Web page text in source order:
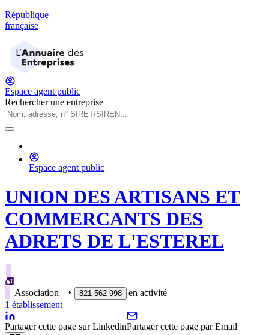
République
française
Espace agent public
Rechercher une entreprise
Espace agent public
UNION DES ARTISANS ET
COMMERCANTS DES
ADRETS DE L'ESTEREL
Association ‣ 821 562 998
en activité
1 établissement
Partager cette page sur LinkedinPartager cette page par Email